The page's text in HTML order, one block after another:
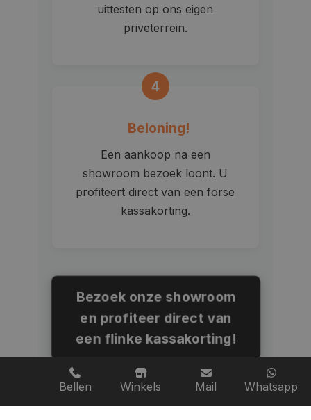
uittesten op ons eigen
priveterrein.
4
Beloning!
Een aankoop na een
showroom bezoek loont. U
profiteert direct van een forse
kassakorting.
Bezoek onze showroom
en profiteer direct van
een flinke kassakorting!
Bellen Winkels Mail Whatsapp